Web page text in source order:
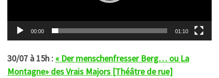
00:00 01:10
30/07 à 15h : « Der menschenfresser Berg… ou La
Montagne» des Vrais Majors [Théâtre de rue]